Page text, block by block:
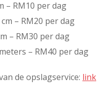
– RM10 per dag
– RM20 per dag
– RM30 per dag
– RM40 per dag
de opslagservice: link